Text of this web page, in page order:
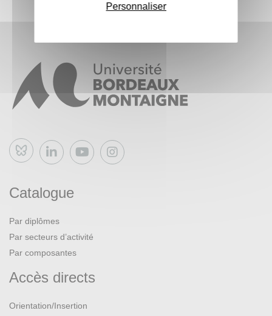
Bluesky
Catalogue
Par diplômes
Par secteurs d’activité
Par composantes
Accès directs
Orientation/Insertion
Personnaliser